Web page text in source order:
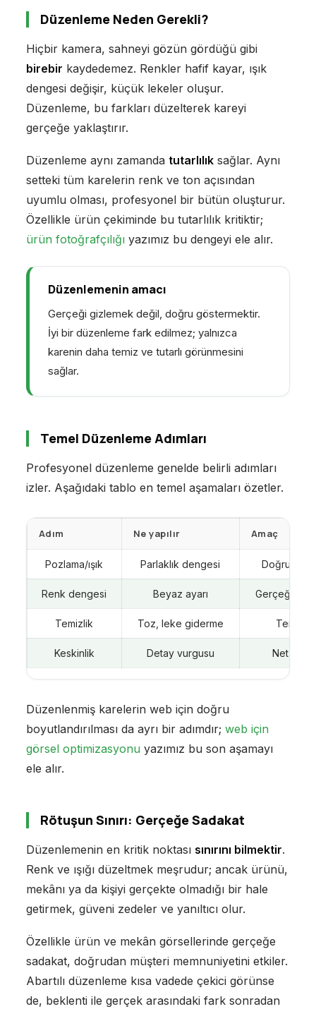
Düzenleme Neden Gerekli?
Hiçbir kamera, sahneyi gözün gördüğü gibi
birebir kaydedemez. Renkler hafif kayar, ışık
dengesi değişir, küçük lekeler oluşur.
Düzenleme, bu farkları düzelterek kareyi
gerçeğe yaklaştırır.
Düzenleme aynı zamanda tutarlılıksağlar. Aynı
setteki tüm karelerin renk ve ton açısından
uyumlu olması, profesyonel bir bütün oluşturur.
Özellikle ürün çekiminde bu tutarlılık kritiktir;
ürün fotoğrafçılığıyazımız bu dengeyi ele alır.
Düzenlemenin amacı
Gerçeği gizlemek değil, doğru göstermektir.
İyi bir düzenleme fark edilmez; yalnızca
karenin daha temiz ve tutarlı görünmesini
sağlar.
Temel Düzenleme Adımları
Profesyonel düzenleme genelde belirli adımları
izler. Aşağıdaki tablo en temel aşamaları özetler.
Adım Ne yapılır Amaç
Pozlama/ışık Parlaklık dengesi Doğru
Renk dengesi Beyaz ayarı Gerçeğe
Temizlik Toz, leke giderme Temiz
Keskinlik Detay vurgusu Net
Düzenlenmiş karelerin web için doğru
boyutlandırılması da ayrı bir adımdır; web için
görsel optimizasyonu yazımız bu son aşamayı
ele alır.
Rötuşun Sınırı: Gerçeğe Sadakat
Düzenlemenin en kritik noktası sınırını bilmektir.
Renk ve ışığı düzeltmek meşrudur; ancak ürünü,
mekânı ya da kişiyi gerçekte olmadığı bir hale
getirmek, güveni zedeler ve yanıltıcı olur.
Özellikle ürün ve mekân görsellerinde gerçeğe
sadakat, doğrudan müşteri memnuniyetini etkiler.
Abartılı düzenleme kısa vadede çekici görünse
de, beklenti ile gerçek arasındaki fark sonradan